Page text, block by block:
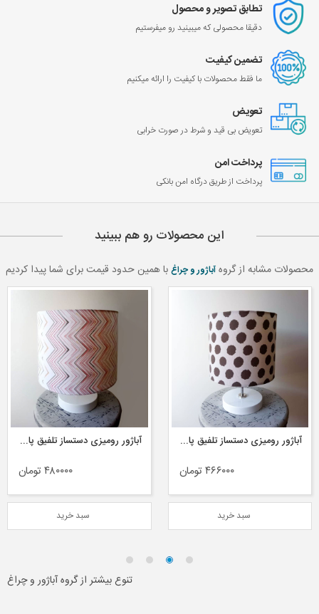
تطابق تصویر و محصول
دقیقا محصولی که میبینید رو میفرستیم
تضمین کیفیت
ما فقط محصولات با کیفیت را ارائه میکنیم
تعویض
تعویض بی قید و شرط در صورت خرابی
پرداخت امن
پرداخت از طریق درگاه امن بانکی
این محصولات رو هم ببینید
محصولات مشابه از گروه آباژور و چراغ با همین حدود قیمت برای شما پیدا کردیم
۴۸۰۰۰۰ تومان
سبد خرید
۷۳۲۰۰۰ تومان
سبد خرید
تنوع بیشتر از گروه آباژور و چراغ